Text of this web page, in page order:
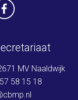
MV Naaldwijk
58 15 18